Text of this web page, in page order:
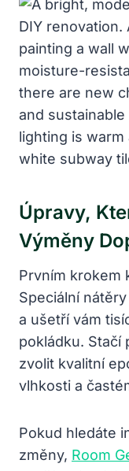
Úpravy,
Výměny
Prvním krokem
Speciální
a ušetří vám
pokládku. Stačí
zvolit kvalitní
vlhkosti a
Pokud hledáte
změny, Room